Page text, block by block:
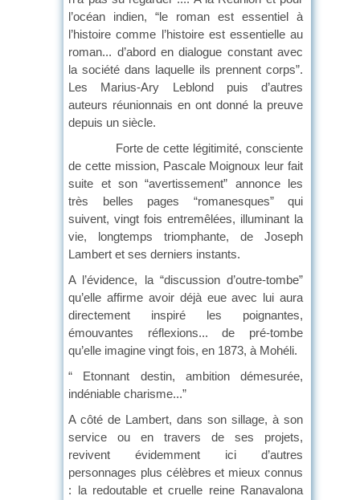
l’océan indien, “le roman est essentiel à
l’histoire comme l’histoire est essentielle au
roman... d’abord en dialogue constant avec
la société dans laquelle ils prennent corps”.
Les Marius-Ary Leblond puis d’autres
auteurs réunionnais en ont donné la preuve
depuis un siècle.
Forte de cette légitimité, consciente
de cette mission, Pascale Moignoux leur fait
suite et son “avertissement” annonce les
très belles pages “romanesques” qui
suivent, vingt fois entremêlées, illuminant la
vie, longtemps triomphante, de Joseph
Lambert et ses derniers instants.
A l’évidence, la “discussion d’outre-tombe”
qu’elle affirme avoir déjà eue avec lui aura
directement inspiré les poignantes,
émouvantes réflexions... de pré-tombe
qu’elle imagine vingt fois, en 1873, à Mohéli.
“ Etonnant destin, ambition démesurée,
indéniable charisme...”
A côté de Lambert, dans son sillage, à son
service ou en travers de ses projets,
revivent évidemment ici d’autres
personnages plus célèbres et mieux connus
: la redoutable et cruelle reine Ranavalona